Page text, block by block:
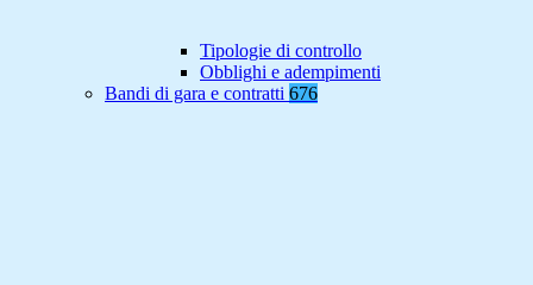
Tipologie di controllo
Obblighi e adempimenti
Bandi di gara e contratti 676